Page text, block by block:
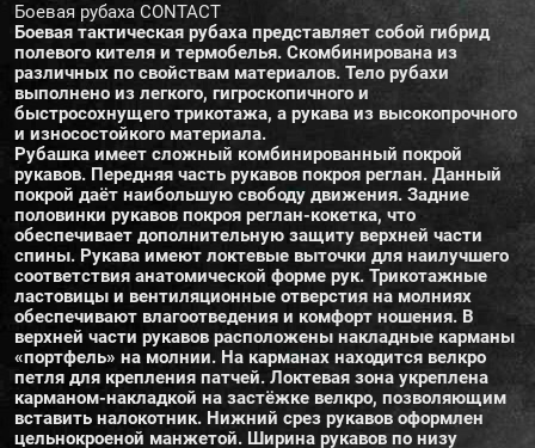
Боевая рубаха CONTACT
Боевая тактическая рубаха представляет собой гибрид
полевого кителя и термобелья. Скомбинирована из
различных по свойствам материалов. Тело рубахи
выполнено из легкого, гигроскопичного и
быстросохнущего трикотажа, а рукава из высокопрочного
и износостойкого материала.
Рубашка имеет сложный комбинированный покрой
рукавов. Передняя часть рукавов покроя реглан. Данный
покрой даёт наибольшую свободу движения. Задние
половинки рукавов покроя реглан-кокетка, что
обеспечивает дополнительную защиту верхней части
спины. Рукава имеют локтевые выточки для наилучшего
соответствия анатомической форме рук. Трикотажные
ластовицы и вентиляционные отверстия на молниях
обеспечивают влагоотведения и комфорт ношения. В
верхней части рукавов расположены накладные карманы
«портфель» на молнии. На карманах находится велкро
петля для крепления патчей. Локтевая зона укреплена
карманом-накладкой на застёжке велкро, позволяющим
вставить налокотник. Нижний срез рукавов оформлен
цельнокроеной манжетой. Ширина рукавов по низу